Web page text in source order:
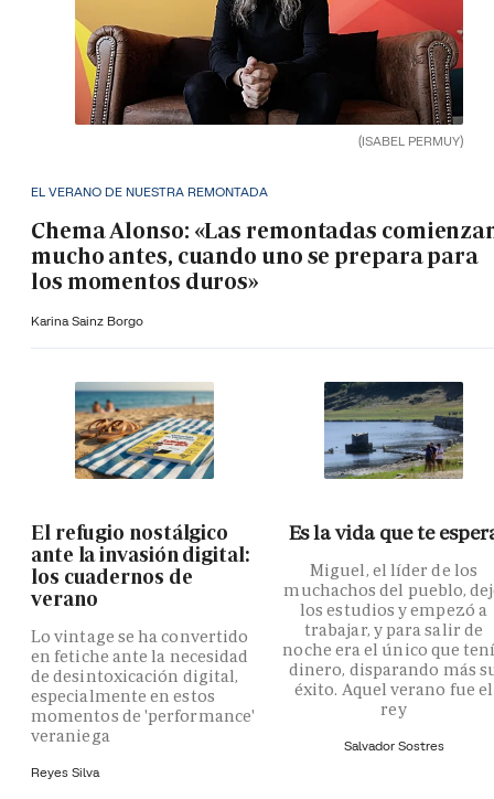
(ISABEL PERMUY)
EL VERANO DE NUESTRA REMONTADA
Chema Alonso: «Las remontadas
mucho antes, cuando uno se prepara para
los momentos duros»
Karina Sainz Borgo
El refugio nostálgico
ante la invasión digital:
los cuadernos de
verano
Lo vintage se ha convertido
en fetiche ante la necesidad
de desintoxicación digital,
especialmente en estos
momentos de 'performance'
veraniega
Reyes Silva
Es la vida que te
Miguel, el líder de los
muchachos del pueblo,
los estudios y empezó a
trabajar, y para salir de
noche era el único que
dinero, disparando más
éxito. Aquel verano fue el
rey
Salvador Sostres